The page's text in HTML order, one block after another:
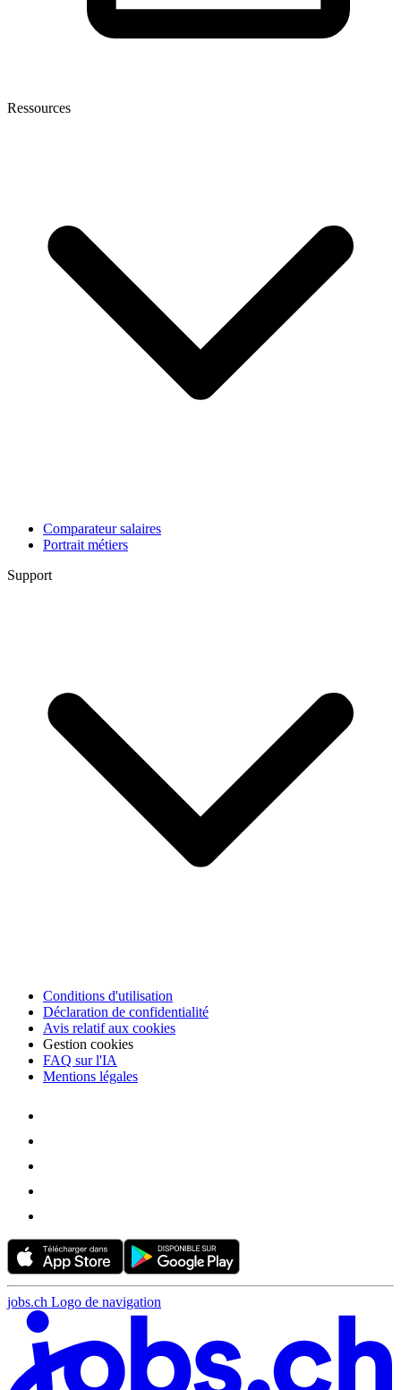
Ressources
Comparateur salaires
Portrait métiers
Support
Conditions d'utilisation
Déclaration de confidentialité
Avis relatif aux cookies
Gestion cookies
FAQ sur l'IA
Mentions légales
jobs.ch Logo de navigation